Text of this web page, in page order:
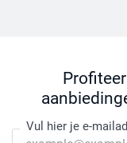
Vul hier je e-